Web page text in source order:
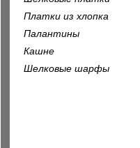
Платки из хлопка
Палантины
Кашне
Шелковые шарфы